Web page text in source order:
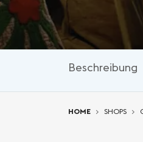
Beschreibung
HOME SHOPS